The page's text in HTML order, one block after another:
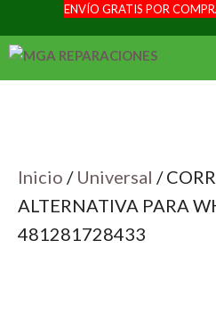
al
ENVÍO GRATIS POR
Inicio / Universal /
ALTERNATIVA PARA
481281728433